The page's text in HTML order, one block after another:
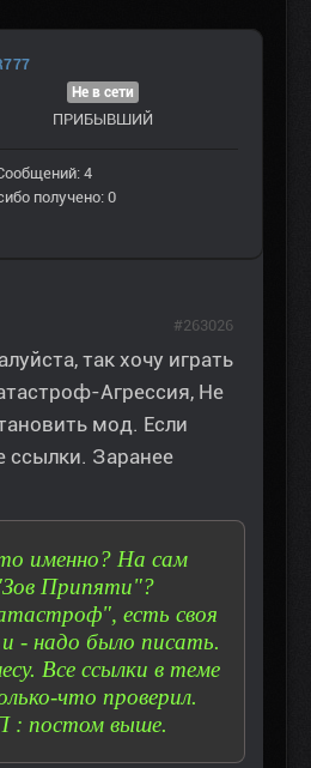
Не в сети
ПРИБЫВШИЙ
4
получено: 0
так хочу играть
Агрессия, Не
мод. Если
ссылки. Заранее
именно? На сам
Припяти"?
есть своя
- надо было писать.
Все ссылки в теме
что проверил.
: постом выше.
#263026